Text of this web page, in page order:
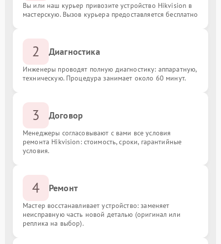
Вы или наш курьер привозите устройство Hikvision в
мастерскую. Вызов курьера предоставляется бесплатно
2 Диагностика
Инженеры проводят полную диагностику: аппаратную,
техническую. Процедура занимает около 60 минут.
3 Договор
Менеджеры согласовывают с вами все условия
ремонта Hikvision: стоимость, сроки, гарантийные
условия.
4 Ремонт
Мастер восстанавливает устройство: заменяет
неисправную часть новой деталью (оригинал или
реплика на выбор).